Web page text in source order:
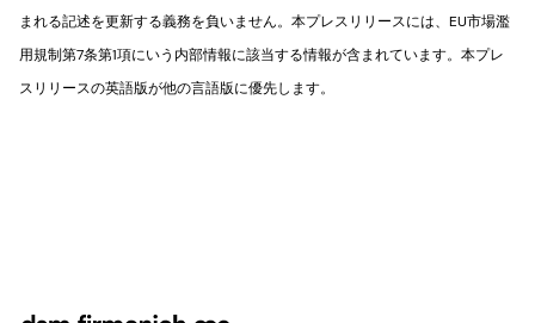
まれる記述を更新する義務を負いません。本プレスリリースには、EU市場濫
用規制第7条第1項にいう内部情報に該当する情報が含まれています。本プレ
スリリースの英語版が他の言語版に優先します。